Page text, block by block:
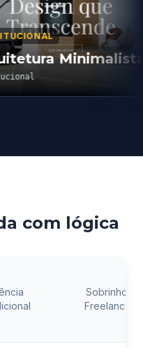
Minimalista
com lógica
Sobrinho /
Freelancer